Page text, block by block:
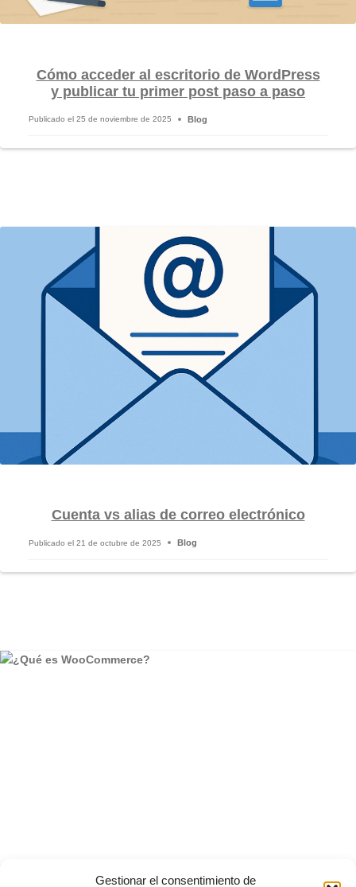
Gestionar el consentimiento de
Cómo acceder al escritorio de WordPress
y publicar tu primer post paso a paso
Publicado el 25 de noviembre de 2025 Blog
Cuenta vs alias de correo electrónico
Publicado el 21 de octubre de 2025 Blog